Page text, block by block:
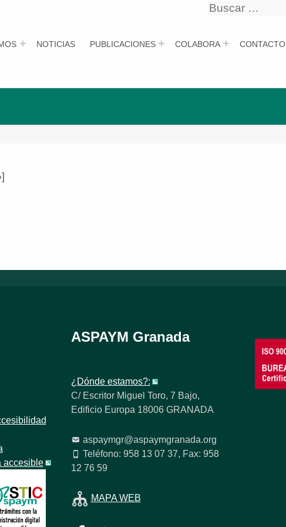
NOTICIAS PUBLICACIONES COLABORA CONTACTO
Buscar
accesible
ASPAYM Granada
¿Dónde estamos?:
C/ Escritor Miguel Toro, 7 Bajo,
Edificio Europa 18006 GRANADA
aspaymgr@aspaymgranada.org
Teléfono: 958 13 07 37, Fax: 958
12 76 59
MAPA WEB